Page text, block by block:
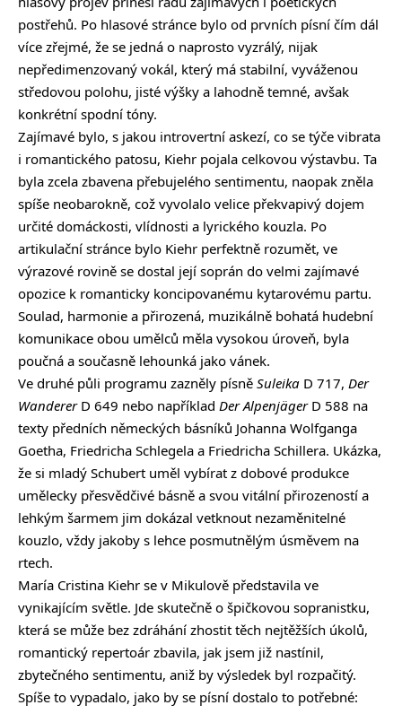
postřehů. Po hlasové stránce bylo od prvních písní čím dál
více zřejmé, že se jedná o naprosto vyzrálý, nijak
nepředimenzovaný vokál, který má stabilní, vyváženou
středovou polohu, jisté výšky a lahodně temné, avšak
konkrétní spodní tóny.
Zajímavé bylo, s jakou introvertní askezí, co se týče vibrata
i romantického patosu, Kiehr pojala celkovou výstavbu. Ta
byla zcela zbavena přebujelého sentimentu, naopak zněla
spíše neobarokně, což vyvolalo velice překvapivý dojem
určité domáckosti, vlídnosti a lyrického kouzla. Po
artikulační stránce bylo Kiehr perfektně rozumět, ve
výrazové rovině se dostal její soprán do velmi zajímavé
opozice k romanticky koncipovanému kytarovému partu.
Soulad, harmonie a přirozená, muzikálně bohatá hudební
komunikace obou umělců měla vysokou úroveň, byla
poučná a současně lehounká jako vánek.
Ve druhé půli programu zazněly písně Suleika D 717, Der
WandererD 649 nebo například Der AlpenjägerD 588 na
texty předních německých básníků Johanna Wolfganga
Goetha, Friedricha Schlegela a Friedricha Schillera. Ukázka,
že si mladý Schubert uměl vybírat z dobové produkce
umělecky přesvědčivé básně a svou vitální přirozeností a
lehkým šarmem jim dokázal vetknout nezaměnitelné
kouzlo, vždy jakoby s lehce posmutnělým úsměvem na
rtech.
María Cristina Kiehr se v Mikulově představila ve
vynikajícím světle. Jde skutečně o špičkovou sopranistku,
která se může bez zdráhání zhostit těch nejtěžších úkolů,
romantický repertoár zbavila, jak jsem již nastínil,
zbytečného sentimentu, aniž by výsledek byl rozpačitý.
Spíše to vypadalo, jako by se písní dostalo to potřebné: